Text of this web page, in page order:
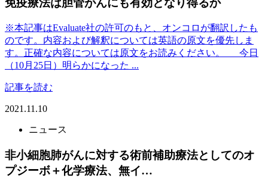
免疫療法は胆管がんにも有効となり得るか
※本記事はEvaluate社の許可のもと、オンコロが翻訳したも
のです。内容および解釈については英語の原文を優先しま
す。正確な内容については原文をお読みください。 今日
（10月25日）明らかになった ...
記事を読む
2021.11.10
ニュース
非小細胞肺がんに対する術前補助療法としてのオ
プジーボ＋化学療法、無イ…